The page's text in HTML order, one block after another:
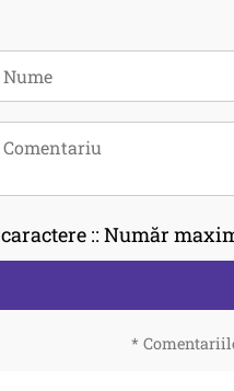
caractere :: Număr
*